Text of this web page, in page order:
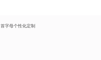
首字母个性化定制